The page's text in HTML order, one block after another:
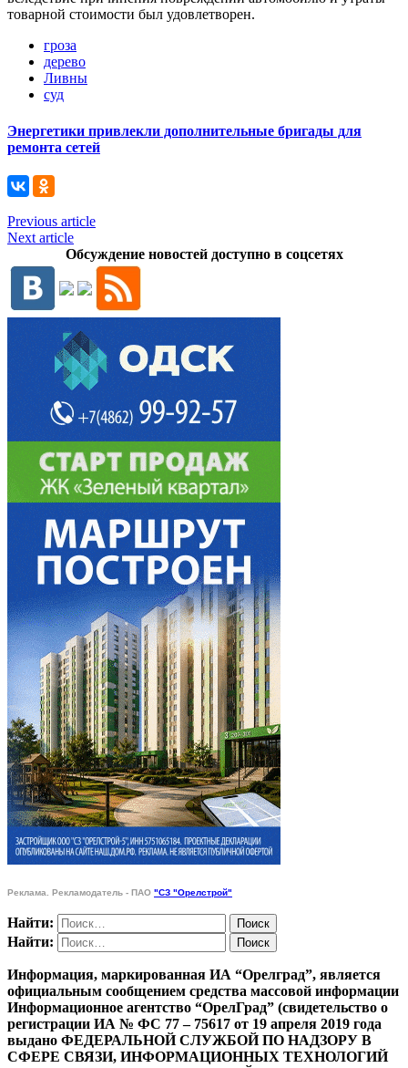
товарной стоимости был удовлетворен.
гроза
дерево
Ливны
суд
Энергетики привлекли дополнительные бригады для
ремонта сетей
Previous article
Next article
Обсуждение новостей доступно в соцсетях
Реклама. Рекламодатель - ПАО "СЗ "Орелстрой"
Найти:
Найти:
Информация, маркированная ИА “Орелград”, является
официальным сообщением средства массовой информации
Информационное агентство “ОрелГрад” (свидетельство о
регистрации ИА № ФС 77 – 75617 от 19 апреля 2019 года
выдано ФЕДЕРАЛЬНОЙ СЛУЖБОЙ ПО НАДЗОРУ В
СФЕРЕ СВЯЗИ, ИНФОРМАЦИОННЫХ ТЕХНОЛОГИЙ